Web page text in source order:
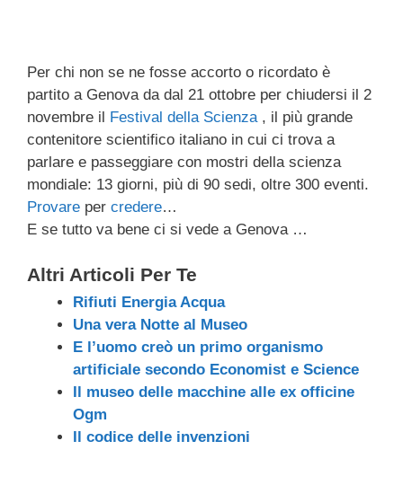
e
b
o
o
k
er a
d
s
e
dI
n
gr
a
m
s
A
p
p
di
vi
di
Per chi non se ne fosse accorto o ricordato è
partito a Genova da dal 21 ottobre per chiudersi il 2
novembre il Festival della Scienza, il più grande
contenitore scientifico italiano in cui ci trova a
parlare e passeggiare con mostri della scienza
mondiale: 13 giorni, più di 90 sedi, oltre 300 eventi.
Provare per credere…
E se tutto va bene ci si vede a Genova …
Altri Articoli Per Te
Rifiuti Energia Acqua
Una vera Notte al Museo
E l’uomo creò un primo organismo
artificiale secondo Economist e Science
Il museo delle macchine alle ex officine
Ogm
Il codice delle invenzioni